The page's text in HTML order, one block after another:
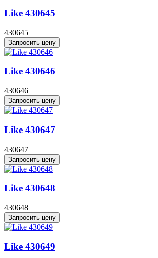
Like 430645
430645
Запросить цену
Like 430646
430646
Запросить цену
Like 430647
430647
Запросить цену
Like 430648
430648
Запросить цену
Like 430649